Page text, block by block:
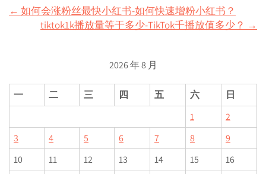
Post
navigation
← 如何会涨粉丝最快小红书-如何快速增粉小红书？
tiktok1k播放量等于多少-TikTok千播放值多少？ →
2026 年 8 月
一 二 三 四 五 六
日
1
2
3
4 5 6 7 8
9
10
11 12 13 14 15
16